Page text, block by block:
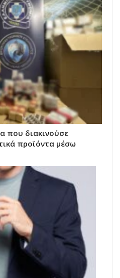
που διακινούσε
προϊόντα μέσω